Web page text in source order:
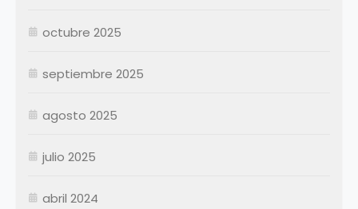
Noviembre
Resumen Permanentes
Noviembre
Resumen Permanentes
octubre 2025
septiembre 2025
agosto 2025
julio 2025
abril 2024